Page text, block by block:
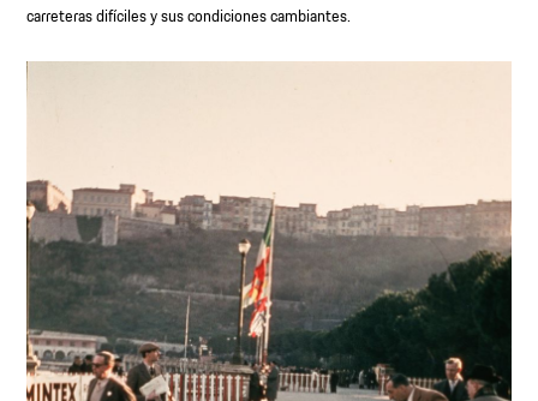
carreteras difíciles y sus condiciones cambiantes.